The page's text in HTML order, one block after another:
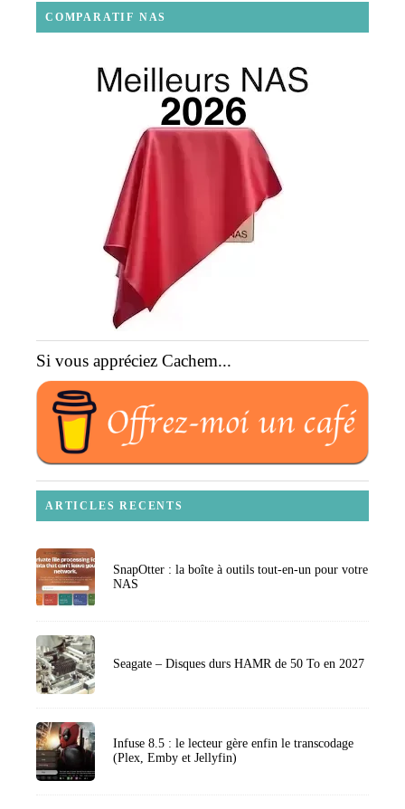
COMPARATIF NAS
Si vous appréciez Cachem...
ARTICLES RECENTS
SnapOtter : la boîte à outils tout-en-un pour votre
NAS
Seagate – Disques durs HAMR de 50 To en 2027
Infuse 8.5 : le lecteur gère enfin le transcodage
(Plex, Emby et Jellyfin)